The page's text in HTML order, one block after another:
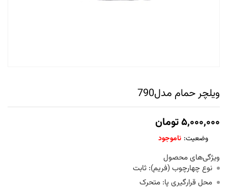
ویلچر حمام مدل790
۵,۰۰۰,۰۰۰تومان
وضعیت: ناموجود
ویژگی‌های محصول
نوع چهارچوب (فریم): ثابت
محل قرارگیری پا: متحرک